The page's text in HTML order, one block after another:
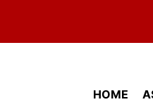
HOME